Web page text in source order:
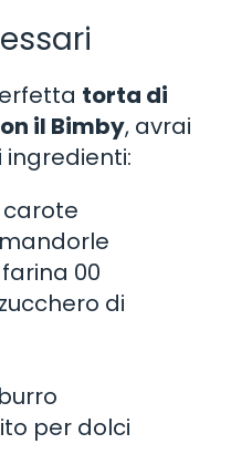
torta di
il Bimby, avrai
00
di
per dolci